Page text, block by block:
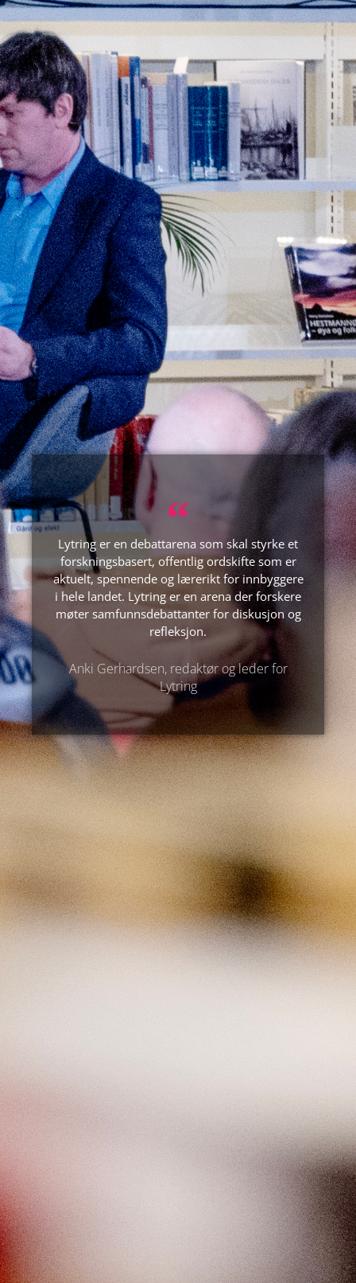
Lytring er en debattarena som skal styrke et
forskningsbasert, offentlig ordskifte som er
aktuelt, spennende og lærerikt for innbyggere
i hele landet. Lytring er en arena der forskere
møter samfunnsdebattanter for diskusjon og
refleksjon.
Anki Gerhardsen, redaktør og leder for
Lytring